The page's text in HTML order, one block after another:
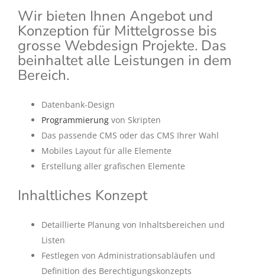
Wir bieten Ihnen Angebot und
Konzeption für Mittelgrosse bis
grosse Webdesign Projekte. Das
beinhaltet alle Leistungen in dem
Bereich.
Datenbank-Design
Programmierung von Skripten
Das passende CMS oder das CMS Ihrer Wahl
Mobiles Layout für alle Elemente
Erstellung aller grafischen Elemente
Inhaltliches Konzept
Detaillierte Planung von Inhaltsbereichen und
Listen
Festlegen von Administrationsabläufen und
Definition des Berechtigungskonzepts